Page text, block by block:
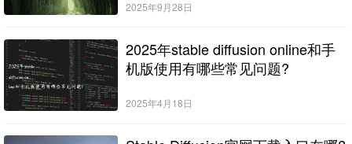
2025年9月28日
2025年stable diffusion online和手
机版使用有哪些常见问题?
2025年4月18日